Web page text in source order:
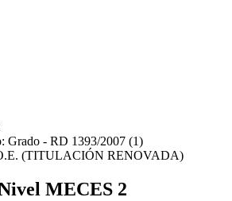
Grado - RD 1393/2007 (1)
(TITULACIÓN RENOVADA)
MECES 2